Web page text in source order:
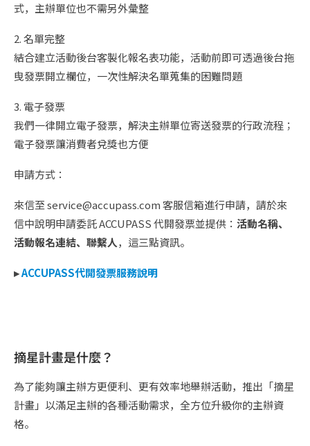
式，主辦單位也不需另外彙整
2. 名單完整
結合建立活動後台客製化報名表功能，活動前即可透過後台拖
曳發票開立欄位，一次性解決名單蒐集的困難問題
3. 電子發票
我們一律開立電子發票，解決主辦單位寄送發票的行政流程；
電子發票讓消費者兌獎也方便
申請方式：
來信至 service@accupass.com 客服信箱進行申請，請於來
信中說明申請委託 ACCUPASS 代開發票並提供： 活動名稱、
活動報名連結、聯繫人，這三點資訊。
▸ACCUPASS代開發票服務說明
摘星計畫是什麼？
為了能夠讓主辦方更便利、更有效率地舉辦活動，推出「摘星
計畫」以滿足主辦的各種活動需求，全方位升級你的主辦資
格。